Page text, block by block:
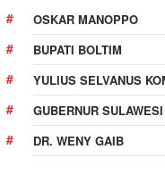
OSKAR MANOPPO
BUPATI BOLTIM
YULIUS SELVANUS
GUBERNUR
DR. WENY GAIB